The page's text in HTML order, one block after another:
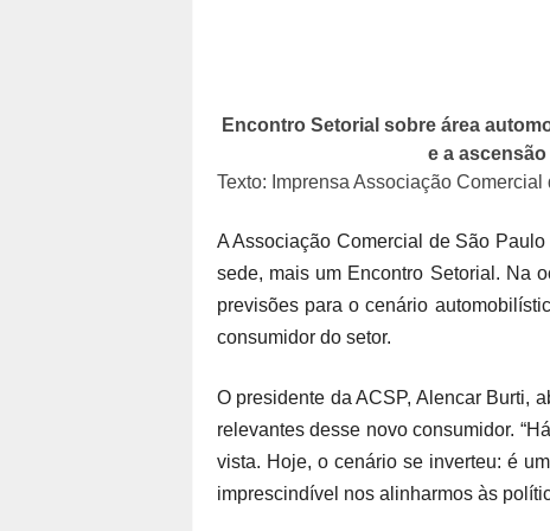
Encontro Setorial sobre área
e a
Texto: Imprensa Associação
A Associação Comercial de São
sede, mais um Encontro Setorial. Na
previsões para o cenário
consumidor do setor.
O presidente da ACSP, Alencar Burti,
relevantes desse novo consumidor.
vista. Hoje, o cenário se inverteu: é
imprescindível nos alinharmos às